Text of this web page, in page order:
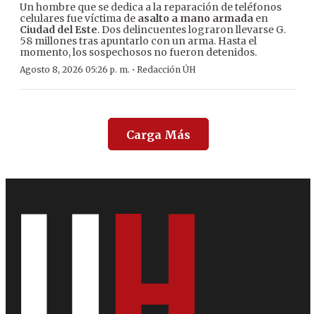
Un hombre que se dedica a la reparación de teléfonos
celulares fue víctima de asalto a mano armada en
Ciudad del Este. Dos delincuentes lograron llevarse G.
58 millones tras apuntarlo con un arma. Hasta el
momento, los sospechosos no fueron detenidos.
Agosto 8, 2026 05:26 p. m. · Redacción ÚH
Carga Más